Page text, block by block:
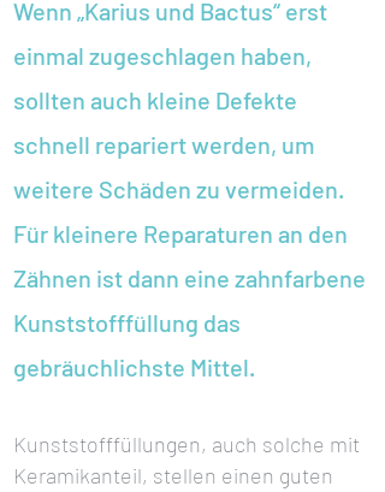
Wenn „Karius und Bactus“ erst
einmal zugeschlagen haben,
sollten auch kleine Defekte
schnell repariert werden, um
weitere Schäden zu vermeiden.
Für kleinere Reparaturen an den
Zähnen ist dann eine zahnfarbene
Kunststofffüllung das
gebräuchlichste Mittel.
Kunststofffüllungen, auch solche mit
Keramikanteil, stellen einen guten